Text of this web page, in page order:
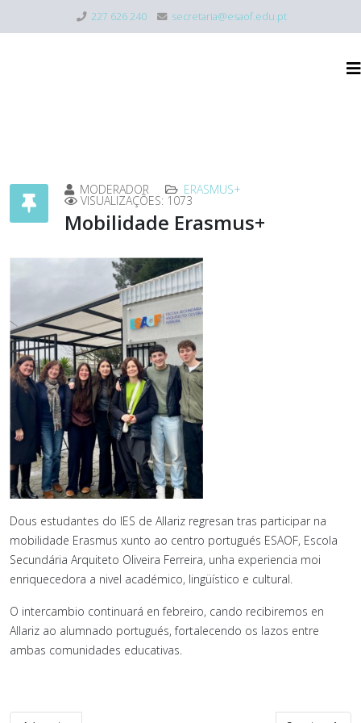
227 626 240 secretaria@esaof.edu.pt
MODERADOR ERASMUS+
VISUALIZAÇÕES: 1073
Mobilidade Erasmus+
Dous estudantes do IES de Allariz regresan tras participar na
mobilidade Erasmus xunto ao centro portugués ESAOF, Escola
Secundária Arquiteto Oliveira Ferreira, unha experiencia moi
enriquecedora a nivel académico, lingüístico e cultural.
O intercambio continuará en febreiro, cando recibiremos en
Allariz ao alumnado portugués, fortalecendo os lazos entre
ambas comunidades educativas.